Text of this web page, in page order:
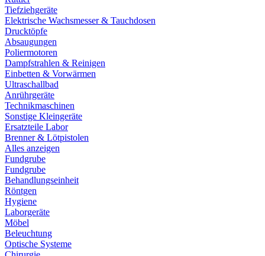
Tiefziehgeräte
Elektrische Wachsmesser & Tauchdosen
Drucktöpfe
Absaugungen
Poliermotoren
Dampfstrahlen & Reinigen
Einbetten & Vorwärmen
Ultraschallbad
Anrührgeräte
Technikmaschinen
Sonstige Kleingeräte
Ersatzteile Labor
Brenner & Lötpistolen
Alles anzeigen
Fundgrube
Fundgrube
Behandlungseinheit
Röntgen
Hygiene
Laborgeräte
Möbel
Beleuchtung
Optische Systeme